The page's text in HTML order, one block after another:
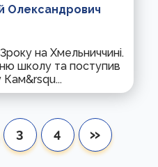
Олександрович
на Хмельниччині.
школу та поступив
Кам&rsqu...
3 4 »